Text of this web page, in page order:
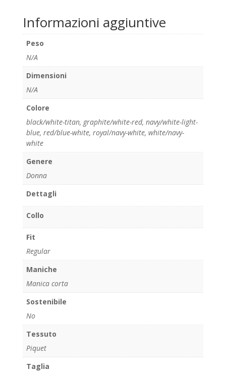
Informazioni aggiuntive
Peso
N/A
Dimensioni
N/A
Colore
black/white-titan, graphite/white-red, navy/white-light-
blue, red/blue-white, royal/navy-white, white/navy-
white
Genere
Donna
Dettagli
Collo
Fit
Regular
Maniche
Manica corta
Sostenibile
No
Tessuto
Piquet
Taglia